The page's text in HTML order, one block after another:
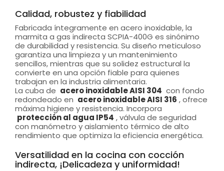
Calidad, robustez y fiabilidad
Fabricada íntegramente en acero inoxidable, la
marmita a gas indirecta SCPIA-400G es sinónimo
de durabilidad y resistencia. Su diseño meticuloso
garantiza una limpieza y un mantenimiento
sencillos, mientras que su solidez estructural la
convierte en una opción fiable para quienes
trabajan en la industria alimentaria.
La cuba de acero inoxidable AISI 304 con fondo
redondeado en acero inoxidable AISI 316 , ofrece
máxima higiene y resistencia. Incorpora
protección al agua IP54 , válvula de seguridad
con manómetro y aislamiento térmico de alto
rendimiento que optimiza la eficiencia energética.
Versatilidad en la cocina con cocción
indirecta, ¡Delicadeza y uniformidad!